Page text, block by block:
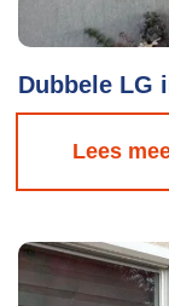
Dubbele LG
Lees